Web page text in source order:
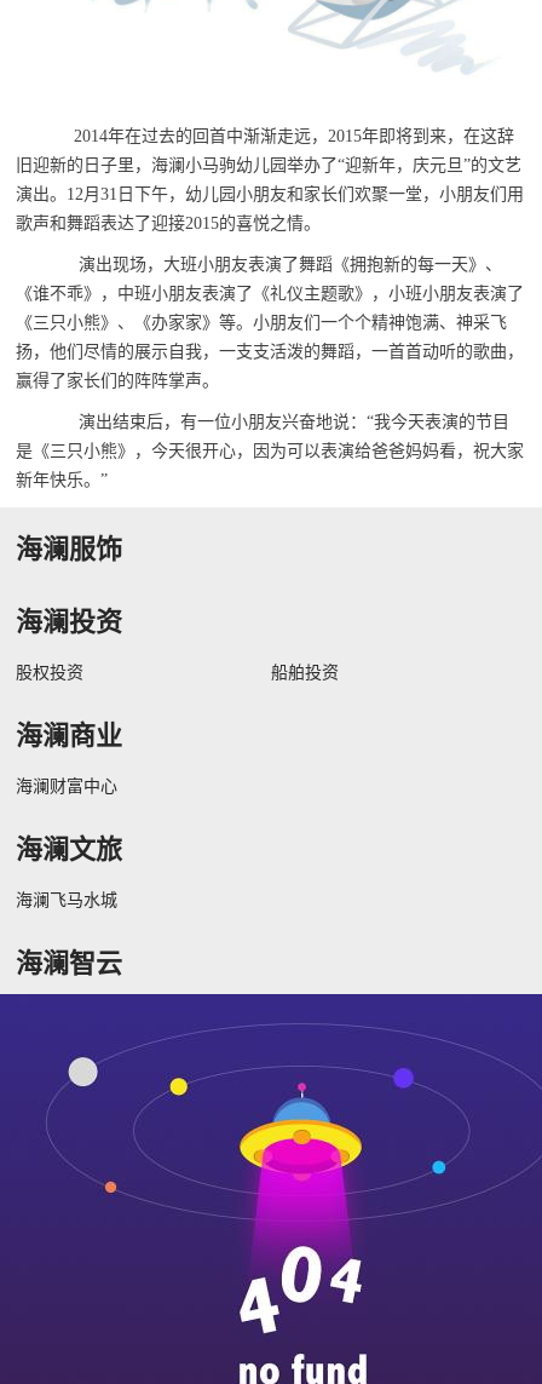
2014年在过去的回首中渐渐走远，2015年即将到来，在这辞
旧迎新的日子里，海澜小马驹幼儿园举办了“迎新年，庆元旦”的文艺
演出。12月31日下午，幼儿园小朋友和家长们欢聚一堂，小朋友们用
歌声和舞蹈表达了迎接2015的喜悦之情。
演出现场，大班小朋友表演了舞蹈《拥抱新的每一天》、
《谁不乖》，中班小朋友表演了《礼仪主题歌》，小班小朋友表演了
《三只小熊》、《办家家》等。小朋友们一个个精神饱满、神采飞
扬，他们尽情的展示自我，一支支活泼的舞蹈，一首首动听的歌曲，
赢得了家长们的阵阵掌声。
演出结束后，有一位小朋友兴奋地说：“我今天表演的节目
是《三只小熊》，今天很开心，因为可以表演给爸爸妈妈看，祝大家
新年快乐。”
海澜服饰
海澜投资
股权投资 船舶投资
海澜商业
海澜财富中心
海澜文旅
海澜飞马水城
海澜智云